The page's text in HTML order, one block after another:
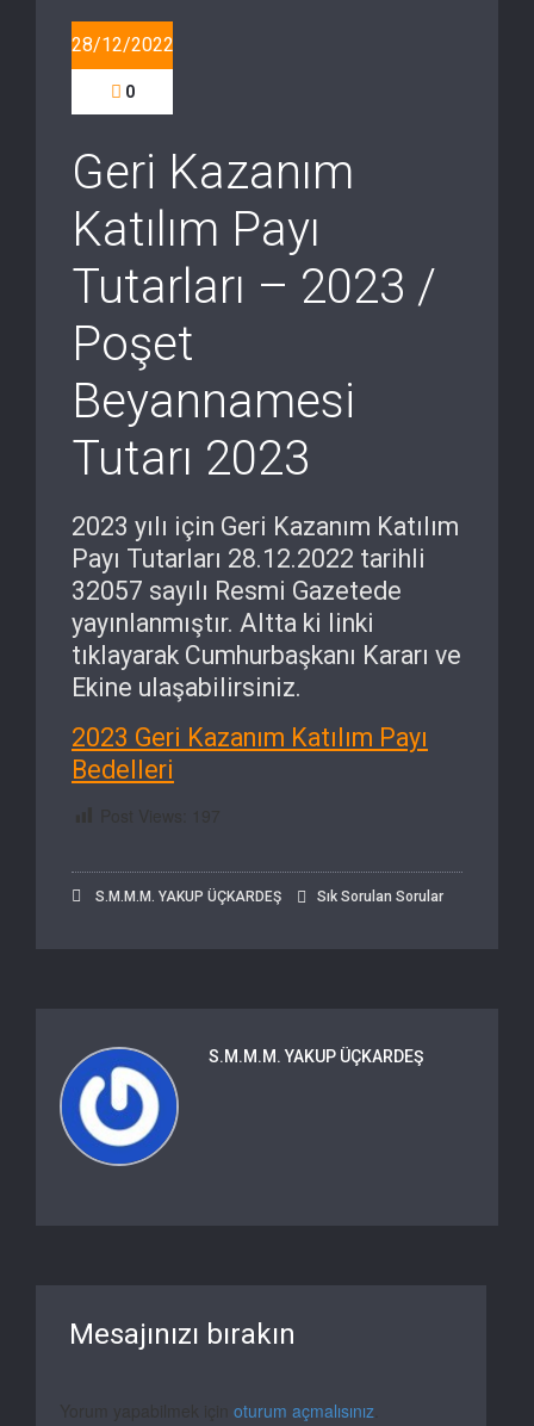
28/12/2022
0
Geri Kazanım
Katılım Payı
Tutarları – 2023 /
Poşet
Beyannamesi
Tutarı 2023
2023 yılı için Geri Kazanım Katılım
Payı Tutarları 28.12.2022 tarihli
32057 sayılı Resmi Gazetede
yayınlanmıştır. Altta ki linki
tıklayarak Cumhurbaşkanı Kararı ve
Ekine ulaşabilirsiniz.
2023 Geri Kazanım Katılım Payı
Bedelleri
S.M.M.M. YAKUP ÜÇKARDEŞ Sık Sorulan Sorular
S.M.M.M. YAKUP ÜÇKARDEŞ
Mesajınızı bırakın
oturum açmalısınız